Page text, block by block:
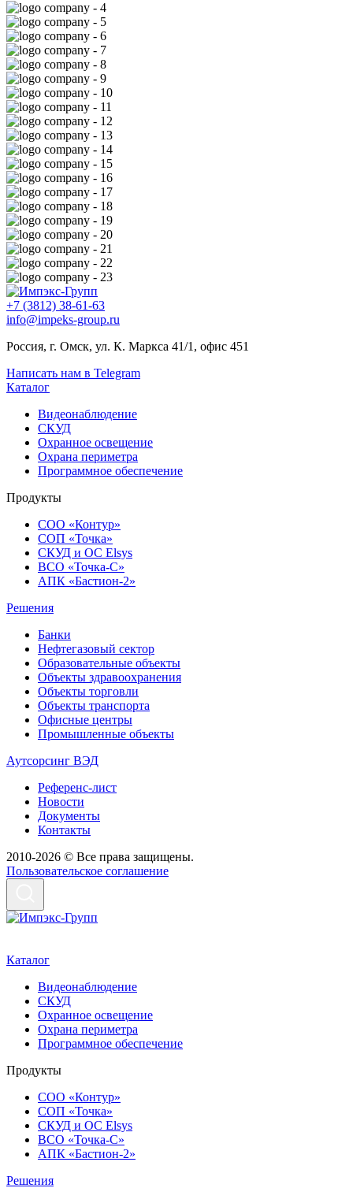
+7 (3812) 38-61-63
info@impeks-group.ru
Россия, г. Омск, ул. К. Маркса 41/1, офис 451
Написать нам в Telegram
Каталог
Видеонаблюдение
СКУД
Охранное освещение
Охрана периметра
Программное обеспечение
Продукты
СОО «Контур»
СОП «Точка»
СКУД и ОС Elsys
ВСО «Точка-С»
АПК «Бастион-2»
Решения
Банки
Нефтегазовый сектор
Образовательные объекты
Объекты здравоохранения
Объекты торговли
Объекты транспорта
Офисные центры
Промышленные объекты
Аутсорсинг ВЭД
Референс-лист
Новости
Документы
Контакты
2010-2026 © Все права защищены.
Пользовательское соглашение
Каталог
Видеонаблюдение
СКУД
Охранное освещение
Охрана периметра
Программное обеспечение
Продукты
СОО «Контур»
СОП «Точка»
СКУД и ОС Elsys
ВСО «Точка-С»
АПК «Бастион-2»
Решения